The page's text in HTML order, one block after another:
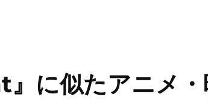
に似たアニメ・